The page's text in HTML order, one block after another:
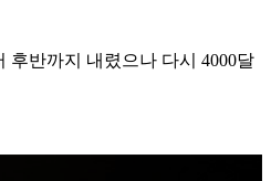
후반까지 내렸으나 다시 4000달